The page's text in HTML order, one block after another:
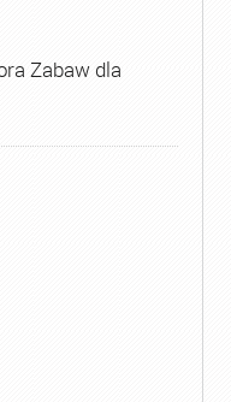
Zabaw dla